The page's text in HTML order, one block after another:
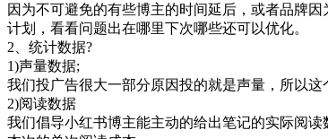
因为不可避免的有些博主的时间延后，或者品牌
计划，看看问题出在哪里下次哪些还可以优化
2、统计数据?
1)声量数据;
我们投广告很大一部分原因投的就是声量，所以
2)阅读数据
我们倡导小红书博主能主动的给出笔记的实际阅